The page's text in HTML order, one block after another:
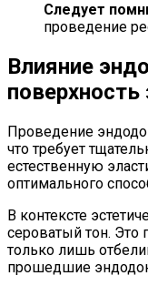
Следует
проведение
Влияние
поверхность
Проведение
что требует
естественную
оптимального
В контексте
сероватый тон. Это
только лишь
прошедшие